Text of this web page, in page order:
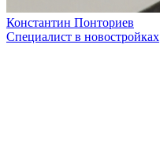
Константин Понториев
Специалист в новостройках